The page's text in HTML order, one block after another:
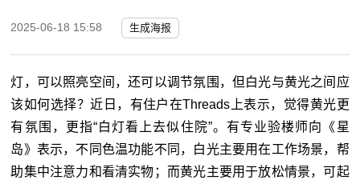
2025-06-18 15:58 生成海报
灯，可以照亮空间，还可以调节氛围，但白光与黄光之间应
该如何选择？近日，有住户在Threads上表示，觉得黄光更
有氛围，更指“白灯看上去似住院”。有专业验楼师向《星
岛》表示，不同色温功能不同，白光主要用在工作场景，帮
助集中注意力和看清实物；而黄光主要用于放松情景，可起